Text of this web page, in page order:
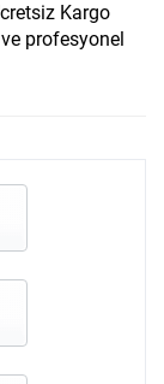
Kargo
profesyonel